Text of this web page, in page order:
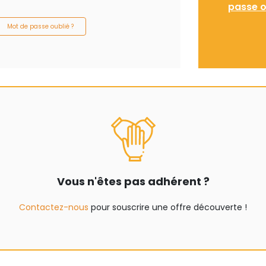
Mot de passe oublié ?
passe
Vous n'êtes pas adhérent ?
Contactez-nous pour souscrire une offre découverte !